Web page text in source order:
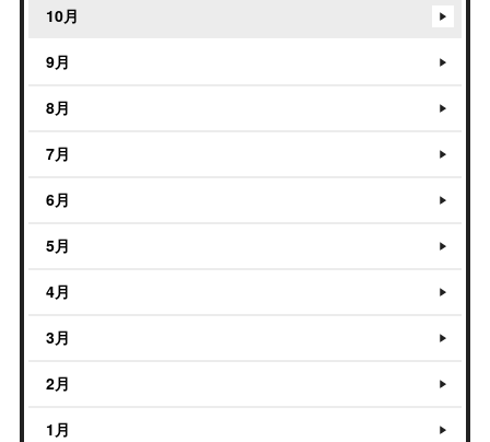
10月
9月
8月
7月
6月
5月
4月
3月
2月
1月